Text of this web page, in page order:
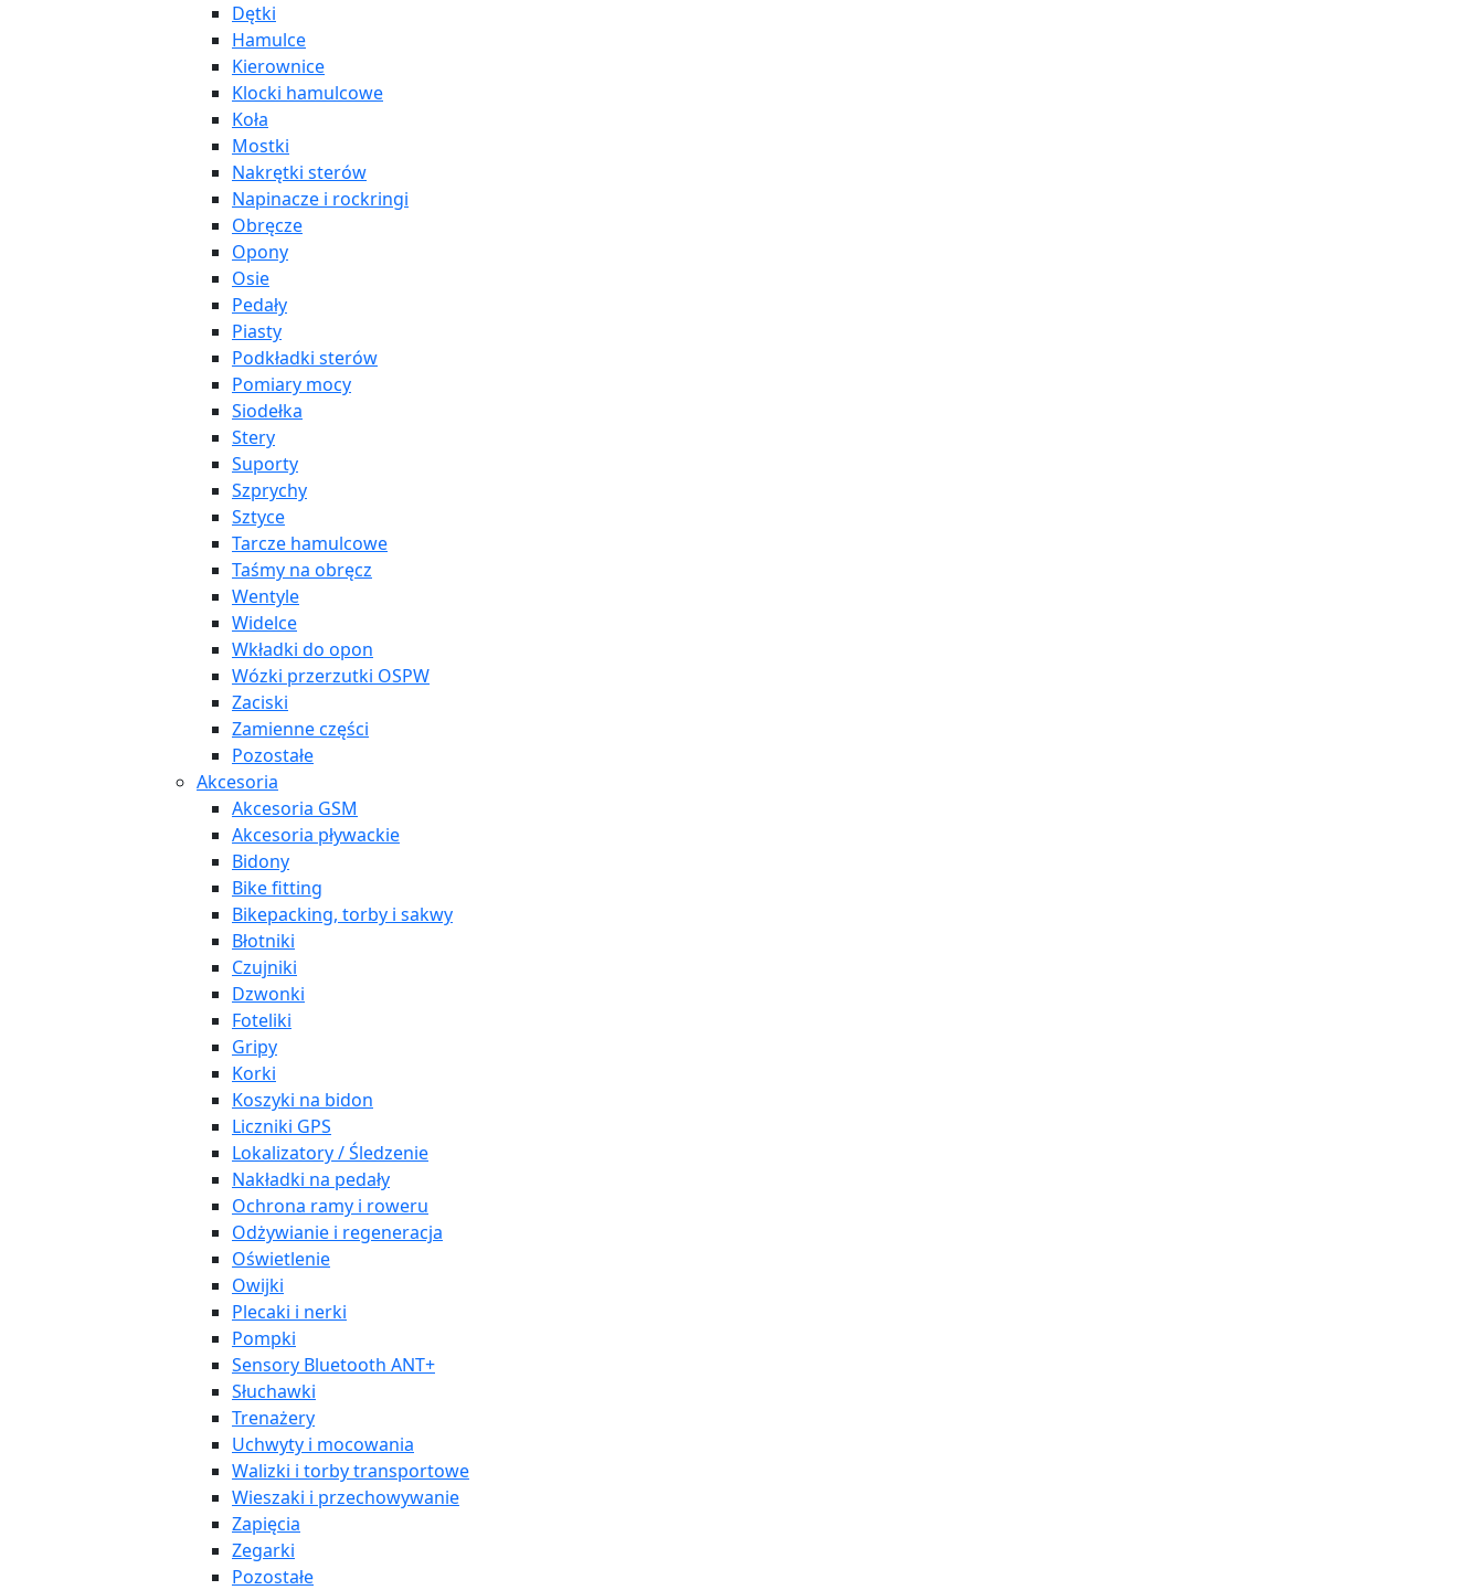
Dętki
Hamulce
Kierownice
Klocki hamulcowe
Koła
Mostki
Nakrętki sterów
Napinacze i rockringi
Obręcze
Opony
Osie
Pedały
Piasty
Podkładki sterów
Pomiary mocy
Siodełka
Stery
Suporty
Szprychy
Sztyce
Tarcze hamulcowe
Taśmy na obręcz
Wentyle
Widelce
Wkładki do opon
Wózki przerzutki OSPW
Zaciski
Zamienne części
Pozostałe
Akcesoria
Akcesoria GSM
Akcesoria pływackie
Bidony
Bike fitting
Bikepacking, torby i sakwy
Błotniki
Czujniki
Dzwonki
Foteliki
Gripy
Korki
Koszyki na bidon
Liczniki GPS
Lokalizatory / Śledzenie
Nakładki na pedały
Ochrona ramy i roweru
Odżywianie i regeneracja
Oświetlenie
Owijki
Plecaki i nerki
Pompki
Sensory Bluetooth ANT+
Słuchawki
Trenażery
Uchwyty i mocowania
Walizki i torby transportowe
Wieszaki i przechowywanie
Zapięcia
Zegarki
Pozostałe